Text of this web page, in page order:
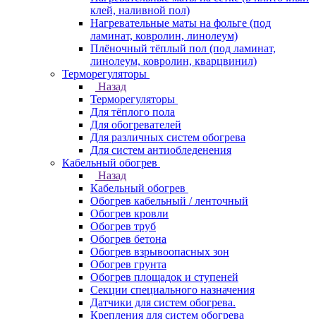
клей, наливной пол)
Нагревательные маты на фольге (под
ламинат, ковролин, линолеум)
Плёночный тёплый пол (под ламинат,
линолеум, ковролин, кварцвинил)
Терморегуляторы
Назад
Терморегуляторы
Для тёплого пола
Для обогревателей
Для различных систем обогрева
Для систем антиобледенения
Кабельный обогрев
Назад
Кабельный обогрев
Обогрев кабельный / ленточный
Обогрев кровли
Обогрев труб
Обогрев бетона
Обогрев взрывоопасных зон
Обогрев грунта
Обогрев площадок и ступеней
Секции специального назначения
Датчики для систем обогрева.
Крепления для систем обогрева